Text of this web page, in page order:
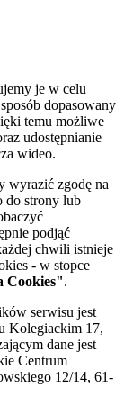
je w celu
dopasowany
temu możliwe
udostępnianie
wideo.
wyrazić zgodę na
do strony lub
podjąć
chwili istnieje
- w stopce
Cookies".
serwisu jest
Kolegiackim 17,
dane jest
Centrum
12/14, 61-